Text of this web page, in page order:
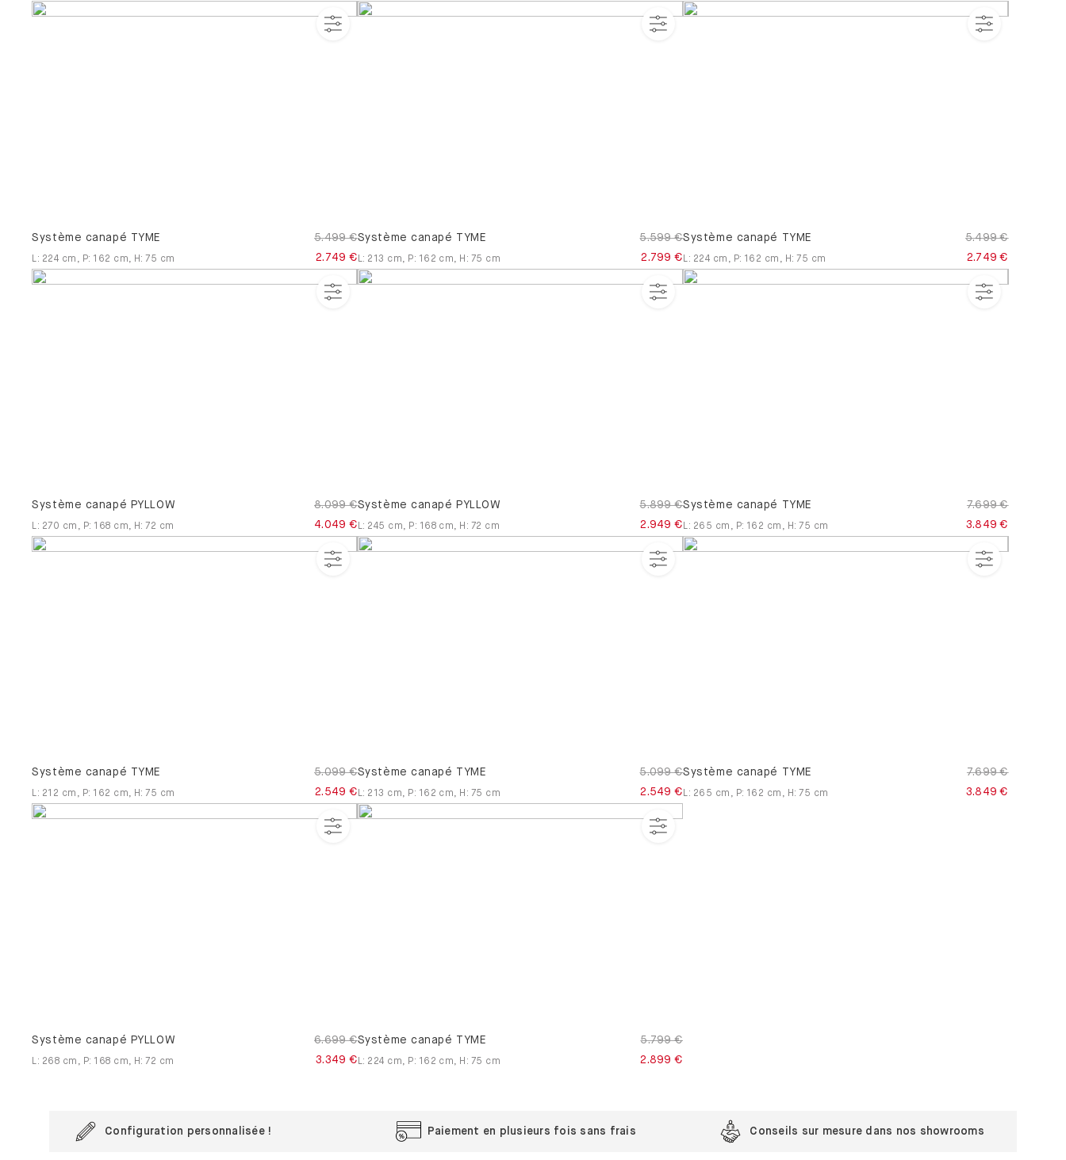
Système canapé TYME
5.499 €
2.749 €
L : 224 cm P: 162 cm H:75 cm
Système canapé TYME
5.599 €
2.799 €
L : 213 cm P: 162 cm H : 75 cm
Système canapé TYME
5.499 €
2.749 €
L : 224 cm P: 162 cm H:75 cm
Système canapé PYLLOW
8.099 €
4.049 €
L: 270 cm , P: 168 cm, H :72 cm
Système canapé PYLLOW
5.899 €
2.949 €
L: 245 cm, P: 168 cm, H : 72 cm
Système canapé TYME
7.699 €
3.849 €
L: 265 cm , P: 162 cm , H :75 cm
Système canapé TYME
5.099 €
2.549 €
L: 212 cm , P: 162 cm, H :75 cm
Système canapé TYME
5.099 €
2.549 €
L: 213 cm, P: 162 cm, H : 75 cm
Système canapé TYME
7.699 €
3.849 €
L: 265 cm , P: 162 cm , H :75 cm
Système canapé PYLLOW
6.699 €
3.349 €
L : 268 cm P: 168 cm H:72 cm
Système canapé TYME
5.799 €
2.899 €
L : 224 cm P: 162 cm H : 75 cm
Configuration personnalisée ! Paiement en plusieurs fois sans frais Conseils sur mesure dans nos showrooms